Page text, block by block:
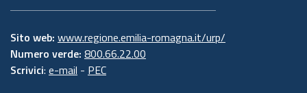
Sito web: www.regione.emilia-romagna.it/urp/
Numero verde: 800.66.22.00
Scrivici: e-mail - PEC